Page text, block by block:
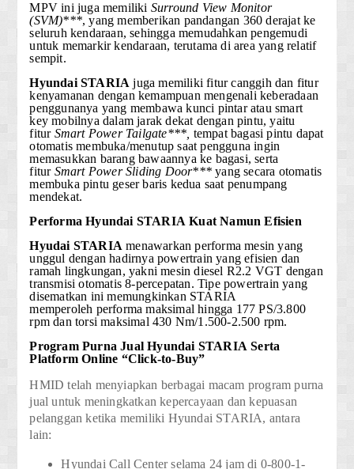
MPV ini juga memiliki Surround View Monitor
(SVM)***, yang memberikan pandangan 360 derajat ke
seluruh kendaraan, sehingga memudahkan pengemudi
untuk memarkir kendaraan, terutama di area yang relatif
sempit.
Hyundai STARIA juga memiliki fitur canggih dan fitur
kenyamanan dengan kemampuan mengenali keberadaan
penggunanya yang membawa kunci pintar atau smart
key mobilnya dalam jarak dekat dengan pintu, yaitu
fitur Smart Power Tailgate***, tempat bagasi pintu dapat
otomatis membuka/menutup saat pengguna ingin
memasukkan barang bawaannya ke bagasi, serta
fitur Smart Power Sliding Door*** yang secara otomatis
membuka pintu geser baris kedua saat penumpang
mendekat.
PerformaHyundai STARIAKuat Namun Efisien
Hyudai STARIA menawarkan performa mesin yang
unggul dengan hadirnya powertrain yang efisien dan
ramah lingkungan, yaknimesin diesel R2.2 VGT dengan
transmisi otomatis 8-percepatan. Tipe powertrain yang
disematkan ini memungkinkan STARIA
memperoleh performa maksimal hingga 177 PS/3.800
rpmdan torsi maksimal 430 Nm/1.500-2.500 rpm.
Program Purna JualHyundai STARIASerta
Platform Online “Click-to-Buy”
HMID telah menyiapkan berbagai macam program purna
jual untuk meningkatkan kepercayaan dan kepuasan
pelanggan ketika memiliki Hyundai STARIA, antara
lain:
Hyundai Call Center selama 24 jam di 0-800-1-